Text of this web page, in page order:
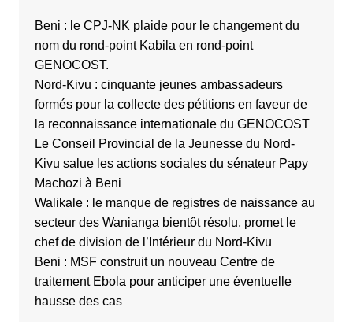
Beni : le CPJ-NK plaide pour le changement du
nom du rond-point Kabila en rond-point
GENOCOST.
Nord-Kivu : cinquante jeunes ambassadeurs
formés pour la collecte des pétitions en faveur de
la reconnaissance internationale du GENOCOST
Le Conseil Provincial de la Jeunesse du Nord-
Kivu salue les actions sociales du sénateur Papy
Machozi à Beni
Walikale : le manque de registres de naissance au
secteur des Wanianga bientôt résolu, promet le
chef de division de l’Intérieur du Nord-Kivu
Beni : MSF construit un nouveau Centre de
traitement Ebola pour anticiper une éventuelle
hausse des cas